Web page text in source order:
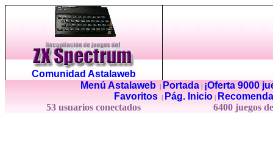
Comunidad Astalaweb
Menú Astalaweb| Portada|
¡Oferta 9000
Favoritos
Pág. Inicio
53 usuarios conectados
6400 juegos